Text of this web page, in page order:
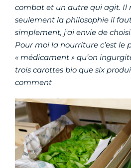
combat et un autre qui agit. Il
seulement la philosophie il
simplement, j'ai envie de
Pour moi la nourriture c’est le
« médicament » qu’on
trois carottes bio que six
comment